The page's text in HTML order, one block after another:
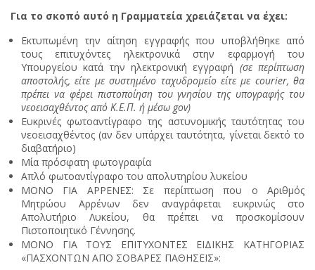
Για το σκοπό αυτό η Γραμματεία χρειάζεται να έχει:
Εκτυπωμένη την αίτηση εγγραφής που υποβλήθηκε από
τους επιτυχόντες ηλεκτρονικά στην εφαρμογή του
Υπουργείου κατά την ηλεκτρονική εγγραφή (σε περίπτωση
αποστολής, είτε με συστημένο ταχυδρομείο είτε με courier, θα
πρέπει να φέρει πιστοποίηση του γνησίου της υπογραφής του
νεοεισαχθέντος από Κ.Ε.Π. ή μέσω gov)
Ευκρινές φωτοαντίγραφο της αστυνομικής ταυτότητας του
νεοεισαχθέντος (αν δεν υπάρχει ταυτότητα, γίνεται δεκτό το
διαβατήριο)
Μία πρόσφατη φωτογραφία
Απλό φωτοαντίγραφο του απολυτηρίου λυκείου
ΜΟΝΟ ΓΙΑ ΑΡΡΕΝΕΣ: Σε περίπτωση που ο Αριθμός
Μητρώου Αρρένων δεν αναγράφεται ευκρινώς στο
Απολυτήριο Λυκείου, θα πρέπει να προσκομίσουν
Πιστοποιητικό Γέννησης.
ΜΟΝΟ ΓΙΑ ΤΟΥΣ ΕΠΙΤΥΧΟΝΤΕΣ ΕΙΔΙΚΗΣ ΚΑΤΗΓΟΡΙΑΣ
«ΠΑΣΧΟΝΤΩΝ ΑΠΟ ΣΟΒΑΡΕΣ ΠΑΘΗΣΕΙΣ»: